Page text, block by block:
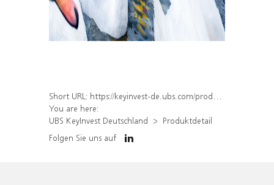
Short URL: https://keyinvest-de.ubs.com/produkt/detail/index/isin/DE000WA445X2
You are here:
UBS KeyInvest Deutschland
Produktdetail
Folgen Sie uns auf